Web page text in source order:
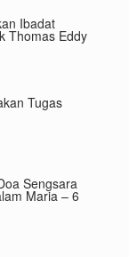
Ibadat
Thomas Eddy
Tugas
Sengsara
Maria – 6